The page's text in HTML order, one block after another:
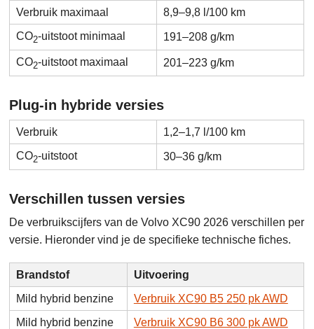
Verbruik maximaal
8,9–9,8 l/100 km
CO2-uitstoot minimaal 191–208 g/km
CO2-uitstoot maximaal 201–223 g/km
Plug-in hybride versies
Verbruik
1,2–1,7 l/100 km
CO2-uitstoot 30–36 g/km
Verschillen tussen versies
De verbruikscijfers van de Volvo XC90 2026 verschillen per
versie. Hieronder vind je de specifieke technische fiches.
Brandstof
Uitvoering
Mild hybrid benzine
Verbruik XC90 B5 250 pk AWD
Mild hybrid benzine
Verbruik XC90 B6 300 pk AWD